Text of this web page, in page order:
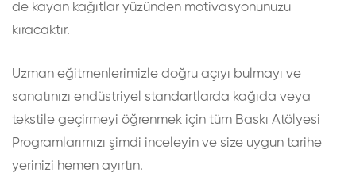
de kayan kağıtlar yüzünden motivasyonunuzu
kıracaktır.
Uzman eğitmenlerimizle doğru açıyı bulmayı ve
sanatınızı endüstriyel standartlarda kağıda veya
tekstile geçirmeyi öğrenmek için tüm Baskı Atölyesi
Programlarımızı şimdi inceleyin ve size uygun tarihe
yerinizi hemen ayırtın.